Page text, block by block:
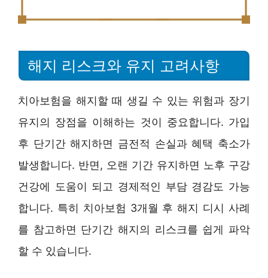
해지 리스크와 유지 고려사항
치아보험을 해지할 때 생길 수 있는 위험과 장기
유지의 장점을 이해하는 것이 중요합니다. 가입
후 단기간 해지하면 금전적 손실과 혜택 축소가
발생합니다. 반면, 오랜 기간 유지하면 노후 구강
건강에 도움이 되고 경제적인 부담 경감도 가능
합니다. 특히 치아보험 3개월 후 해지 디시 사례
를 참고하면 단기간 해지의 리스크를 쉽게 파악
할 수 있습니다.